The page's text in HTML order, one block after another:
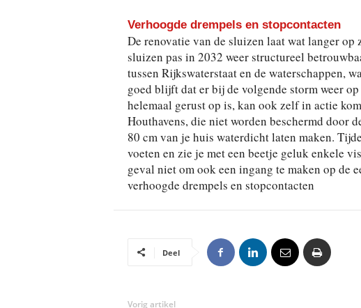
Verhoogde drempels en stopcontacten
De renovatie van de sluizen laat wat langer
sluizen pas in 2032 weer structureel
tussen Rijkswaterstaat en de waterschappen,
goed blijft dat er bij de volgende storm weer
helemaal gerust op is, kan ook zelf in actie
Houthavens, die niet worden beschermd door
80 cm van je huis waterdicht laten maken.
voeten en zie je met een beetje geluk enkele
geval niet om ook een ingang te maken op
verhoogde drempels en stopcontacten
Deel
Vorig artikel